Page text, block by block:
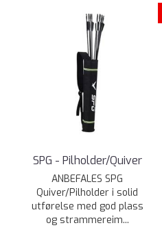
SPG - Pilholder/Quiver
ANBEFALES SPG
Quiver/Pilholder i solid
utførelse med god plass
og strammereim...